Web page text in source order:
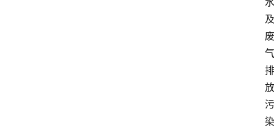
及
废
气
排
放
污
染